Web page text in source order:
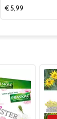
€ 5,99